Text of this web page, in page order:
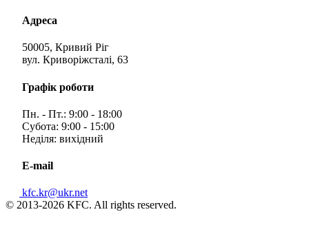
Адреса
50005, Кривий Ріг
вул. Криворіжсталі, 63
Графік роботи
Пн. - Пт.: 9:00 - 18:00
Субота: 9:00 - 15:00
Неділя: вихідний
E-mail
kfc.kr@ukr.net
© 2013-2026 KFC. All rights reserved.